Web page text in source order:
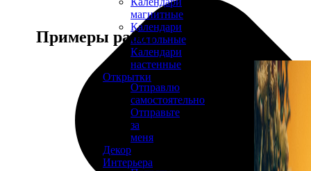
магнитные
Календари
настольные
Календари
настенные
Открытки
Отправлю
самостоятельно
Отправьте
за
меня
Декор
Интерьера
Примеры работ